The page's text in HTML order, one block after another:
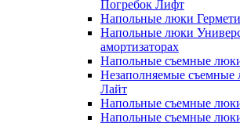
Погребок Лифт
Напольные люки
Напольные люки
амортизаторах
Напольные съемные
Незаполняемые
Лайт
Напольные съемные
Напольные съемные